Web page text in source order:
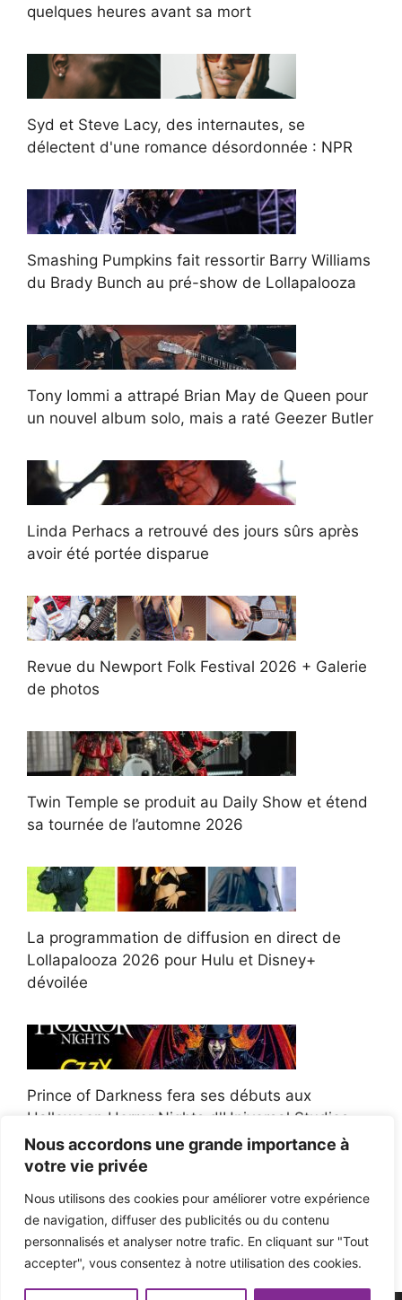
Nous accordons une grande importance à
votre vie privée
Nous utilisons des cookies pour améliorer votre expérience
de navigation, diffuser des publicités ou du contenu
personnalisés et analyser notre trafic. En cliquant sur "Tout
accepter", vous consentez à notre utilisation des cookies.
quelques heures avant sa mort
Syd et Steve Lacy, des internautes, se
délectent d'une romance désordonnée : NPR
Smashing Pumpkins fait ressortir Barry Williams
du Brady Bunch au pré-show de Lollapalooza
Tony Iommi a attrapé Brian May de Queen pour
un nouvel album solo, mais a raté Geezer Butler
Linda Perhacs a retrouvé des jours sûrs après
avoir été portée disparue
Revue du Newport Folk Festival 2026 + Galerie
de photos
Twin Temple se produit au Daily Show et étend
sa tournée de l’automne 2026
La programmation de diffusion en direct de
Lollapalooza 2026 pour Hulu et Disney+
dévoilée
Prince of Darkness fera ses débuts aux
Halloween Horror Nights d'Universal Studios
Afroman poursuit un policier de l'Ohio après la
victoire du jury en diffamation